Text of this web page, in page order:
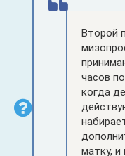
Второй
часов
когда
матку, и